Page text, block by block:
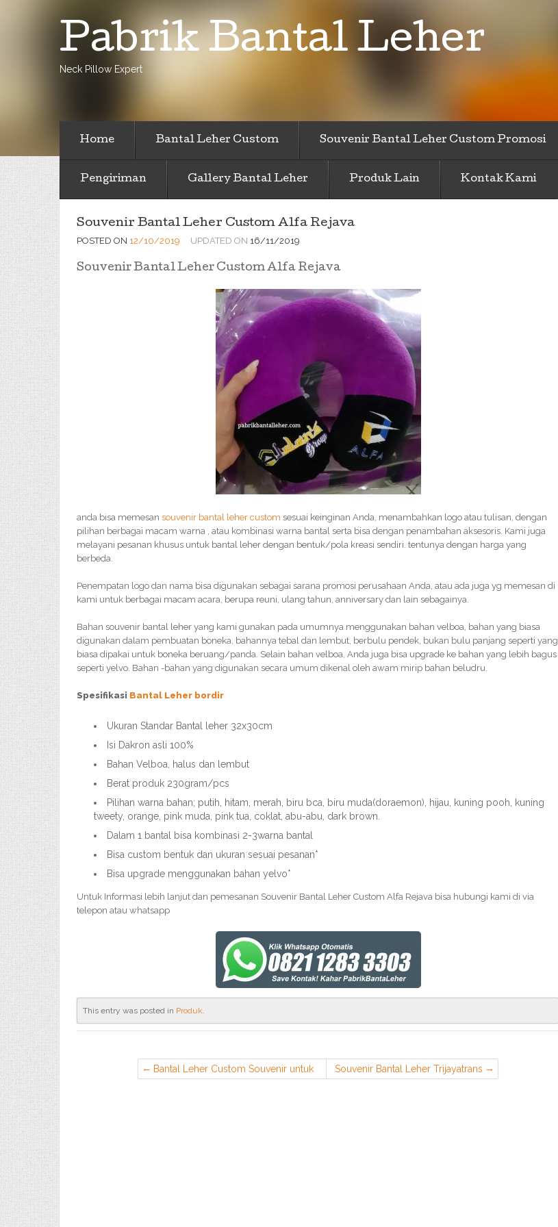
Pabrik Bantal Leher
Neck Pillow Expert
Home Bantal Leher Custom Souvenir Bantal Leher Custom Promosi
Pengiriman Gallery Bantal Leher Produk Lain Kontak Kami
Souvenir Bantal Leher Custom Alfa Rejava
POSTED ON 12/10/2019 UPDATED ON 16/11/2019
Souvenir Bantal Leher Custom Alfa Rejava
anda bisa memesan souvenir bantal leher custom sesuai keinginan Anda, menambahkan logo atau tulisan, dengan
pilihan berbagai macam warna , atau kombinasi warna bantal serta bisa dengan penambahan aksesoris. Kami juga
melayani pesanan khusus untuk bantal leher dengan bentuk/pola kreasi sendiri. tentunya dengan harga yang
berbeda.
Penempatan logo dan nama bisa digunakan sebagai sarana promosi perusahaan Anda, atau ada juga yg memesan di
kami untuk berbagai macam acara, berupa reuni, ulang tahun, anniversary dan lain sebagainya.
Bahan souvenir bantal leher yang kami gunakan pada umumnya menggunakan bahan velboa, bahan yang biasa
digunakan dalam pembuatan boneka, bahannya tebal dan lembut, berbulu pendek, bukan bulu panjang seperti yang
biasa dipakai untuk boneka beruang/panda. Selain bahan velboa, Anda juga bisa upgrade ke bahan yang lebih bagus
seperti yelvo. Bahan -bahan yang digunakan secara umum dikenal oleh awam mirip bahan beludru.
Spesifikasi Bantal Leher bordir
Ukuran Standar Bantal leher 32x30cm
Isi Dakron asli 100%
Bahan Velboa, halus dan lembut
Berat produk 230gram/pcs
Pilihan warna bahan; putih, hitam, merah, biru bca, biru muda(doraemon), hijau, kuning pooh, kuning
tweety, orange, pink muda, pink tua, coklat, abu-abu, dark brown.
Dalam 1 bantal bisa kombinasi 2-3warna bantal
Bisa custom bentuk dan ukuran sesuai pesanan*
Bisa upgrade menggunakan bahan yelvo*
Untuk Informasi lebih lanjut dan pemesanan Souvenir Bantal Leher Custom Alfa Rejava bisa hubungi kami di via
telepon atau whatsapp
This entry was posted in Produk.
Bantal Leher Custom Souvenir untuk
Acara Khitanan
Souvenir Bantal Leher Trijayatrans